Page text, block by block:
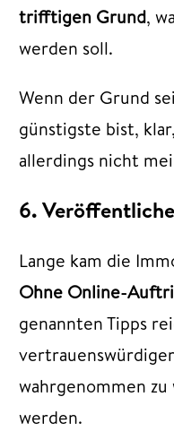
trifftigen Grund,
werden soll.
Wenn der Grund
günstigste bist,
allerdings nicht
6.
Lange kam die
Ohne Online-
genannten Tipps
wahrgenommen
werden.